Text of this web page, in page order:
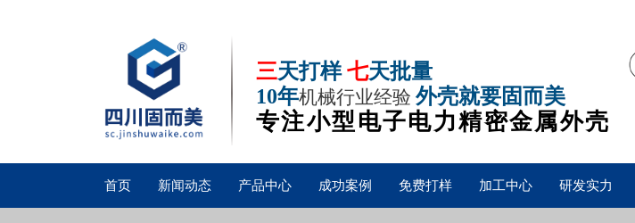
三天打样七天批量
10年机械行业经验 外壳就要固而美
专注小型电子电力精密金属外壳
首页 新闻动态 产品中心 成功案例 免费打样 加工中心 研发实力